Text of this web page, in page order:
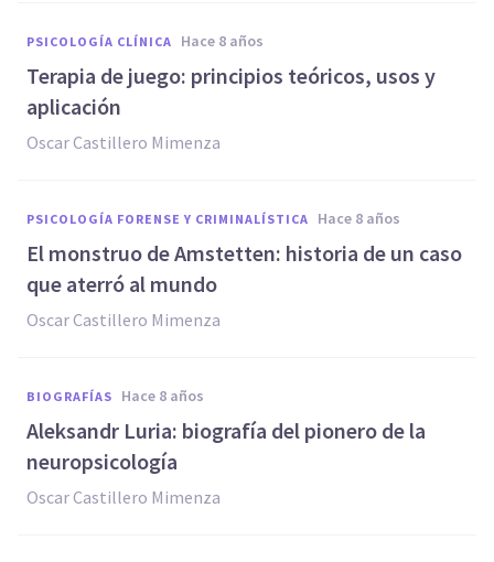
PSICOLOGÍA CLÍNICA hace 8 años
Terapia de juego: principios teóricos, usos y
aplicación
Oscar Castillero Mimenza
PSICOLOGÍA FORENSE Y CRIMINALÍSTICA hace 8 años
​El monstruo de Amstetten: historia de un caso
que aterró al mundo
Oscar Castillero Mimenza
BIOGRAFÍAS hace 8 años
Aleksandr Luria: biografía del pionero de la
neuropsicología
Oscar Castillero Mimenza